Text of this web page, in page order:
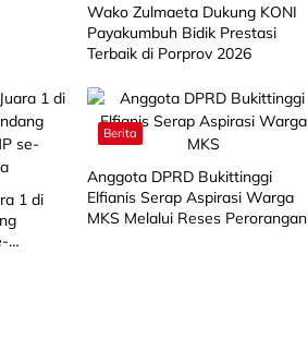
Wako Zulmaeta Dukung KONI
Payakumbuh Bidik Prestasi
Terbaik di Porprov 2026
1 di
Berita
Anggota DPRD Bukittinggi
Elfianis Serap Aspirasi Warga
MKS Melalui Reses Perorangan